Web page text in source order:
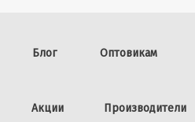
Блог Оптовикам
Акции Производители